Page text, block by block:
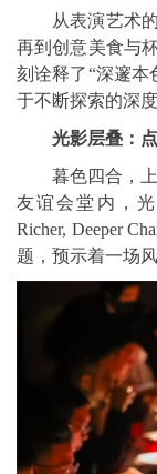
从表演艺术
再到创意美食与
刻诠释了“深邃
于不断探索的深度
光影层叠 ：
暮色四合，
友谊会堂内，
Richer, Deeper
题，预示着一场